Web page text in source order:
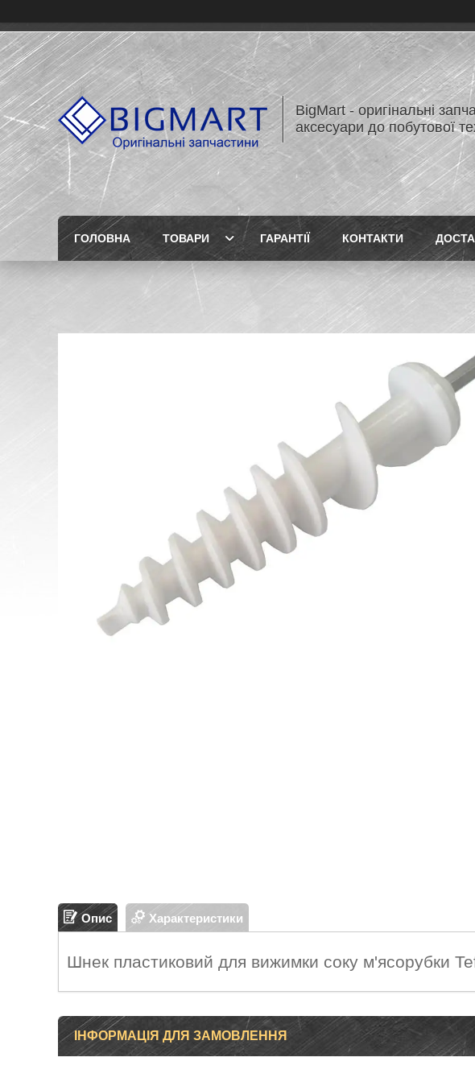
BigMart - оригінальні
аксесуари до побутової
ГОЛОВНА ТОВАРИ ГАРАНТІЇ КОНТАКТИ
Опис Характеристики
Шнек пластиковий для вижимки соку м'ясорубки
ІНФОРМАЦІЯ ДЛЯ ЗАМОВЛЕННЯ